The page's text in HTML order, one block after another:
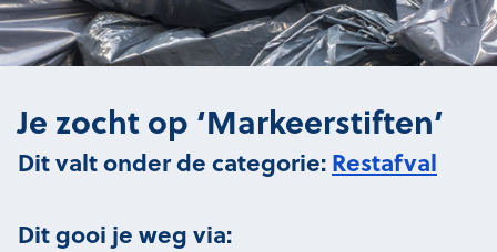
Je zocht op ‘Markeerstiften’
Dit valt onder de categorie:Restafval
Dit gooi je weg via: